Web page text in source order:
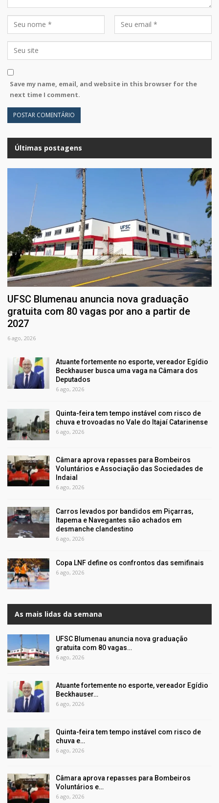
Save my name, email, and website in this browser for the
next time I comment.
Últimas postagens
UFSC Blumenau anuncia nova graduação
gratuita com 80 vagas por ano a partir de
2027
6 ago, 2026
Atuante fortemente no esporte, vereador Egídio
Beckhauser busca uma vaga na Câmara dos
Deputados
6 ago, 2026
Quinta-feira tem tempo instável com risco de
chuva e trovoadas no Vale do Itajaí Catarinense
6 ago, 2026
Câmara aprova repasses para Bombeiros
Voluntários e Associação das Sociedades de
Indaial
6 ago, 2026
Carros levados por bandidos em Piçarras,
Itapema e Navegantes são achados em
desmanche clandestino
6 ago, 2026
Copa LNF define os confrontos das semifinais
6 ago, 2026
As mais lidas da semana
UFSC Blumenau anuncia nova graduação
gratuita com 80 vagas…
6 ago, 2026
Atuante fortemente no esporte, vereador Egídio
Beckhauser…
6 ago, 2026
Quinta-feira tem tempo instável com risco de
chuva e…
6 ago, 2026
Câmara aprova repasses para Bombeiros
Voluntários e…
6 ago, 2026